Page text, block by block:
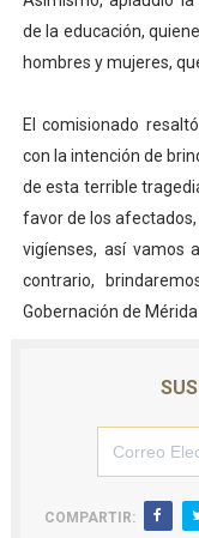
de la educación,
hombres y mujeres,
El comisionado
con la intención de
de esta terrible
favor de los
vigíenses, así vamos
contrario,
Gobernación de
COMPARTIR: